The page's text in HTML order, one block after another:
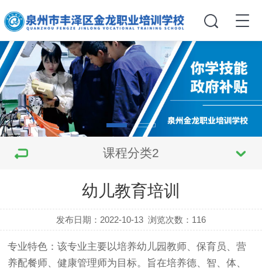
课程分类2
幼儿教育培训
发布日期：2022-10-13 浏览次数： 116
专业特色：该专业主要以培养幼儿园教师、保育员、营
养配餐师、健康管理师为目标。旨在培养德、智、体、